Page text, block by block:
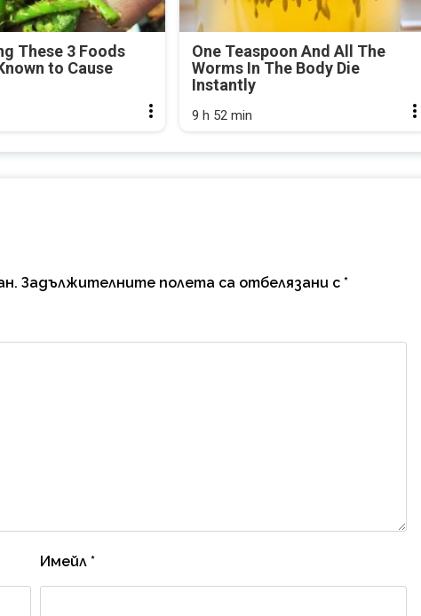
These 3 Foods
to Cause
One Teaspoon And All The
Worms In The Body Die
Instantly
9 h 52 min
Задължителните полета са отбелязани с *
Имейл*